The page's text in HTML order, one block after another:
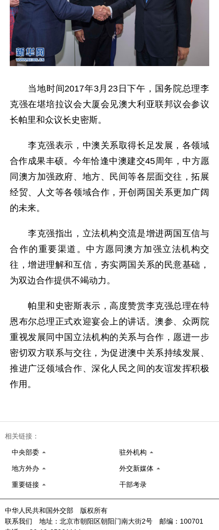
当地时间2017年3月23日下午，国务院总理李
克强在堪培拉议会大厦会见澳大利亚联邦议会参议
长帕里和众议长史密斯。
李克强表示，中澳关系取得长足发展，各领域
合作成果丰硕。今年恰逢中澳建交45周年，中方愿
同澳方加强政府、地方、民间等各层面交往，拓展
经贸、人文等各领域合作，开创两国关系更加广阔
的未来。
李克强指出，立法机构交流是增进两国互信与
合作的重要渠道。中方愿同澳方加强立法机构交
往，增进理解和互信，夯实两国关系的民意基础，
为双边合作提供不竭动力。
帕里和史密斯表示，高度赞赏李克强总理在特
恩布尔总理正式欢迎宴会上的讲话。澳参、众两院
重视发展同中国立法机构的关系与合作，愿进一步
密切双方联系与交往，为促进澳中关系持续发展、
推进广泛领域合作、深化人民之间的友谊发挥积极
作用。
相关链接：
中央部委 驻外机构
地方外办 外交新媒体
重要链接 干部考录
中华人民共和国外交部 版权所有
联系我们 地址：北京市朝阳区朝阳门南大街2号 邮编：100701